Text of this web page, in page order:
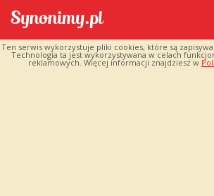
Ten serwis wykorzystuje pliki cookies, które są
Technologia ta jest wykorzystywana w celach
reklamowych. Więcej informacji znajdziesz w